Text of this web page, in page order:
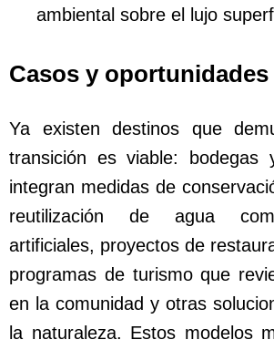
ambiental sobre el lujo
Casos y oportunidades
Ya existen destinos que
transición es viable: bodegas
integran medidas de
reutilización de agua
artificiales, proyectos de
programas de turismo que
en la comunidad y otras
la naturaleza. Estos modelos